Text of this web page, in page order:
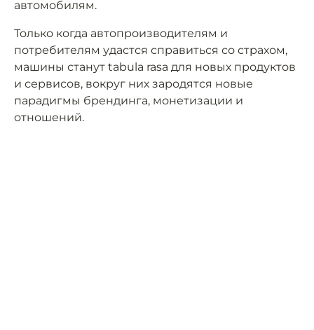
автомобилям.
Только когда автопроизводителям и
потребителям удастся справиться со страхом,
машины станут tabula rasa для новых продуктов
и сервисов, вокруг них зародятся новые
парадигмы брендинга, монетизации и
отношений.